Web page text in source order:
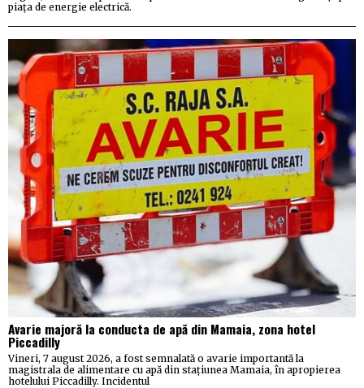
piața de energie electrică.
Avarie majoră la conducta de apă din Mamaia, zona hotel
Piccadilly
Vineri, 7 august 2026, a fost semnalată o avarie importantă la
magistrala de alimentare cu apă din stațiunea Mamaia, în apropierea
hotelului Piccadilly. Incidentul